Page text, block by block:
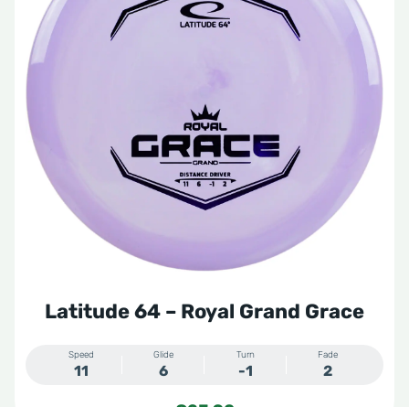
Latitude 64 – Royal Grand Grace
Speed
11
Glide
6
Turn
-1
Fade
2